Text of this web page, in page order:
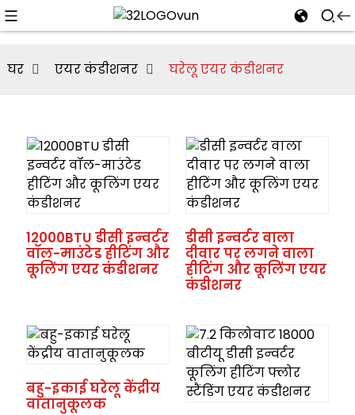
घर एयर कंडीशनर घरेलू एयर कंडीशनर
12000BTU डीसी इन्वर्टर
वॉल-माउंटेड हीटिंग और
कूलिंग एयर कंडीशनर
डीसी इन्वर्टर वाला
दीवार पर लगने वाला
हीटिंग और कूलिंग एयर
कंडीशनर
बहु-इकाई घरेलू केंद्रीय
वातानुकूलक